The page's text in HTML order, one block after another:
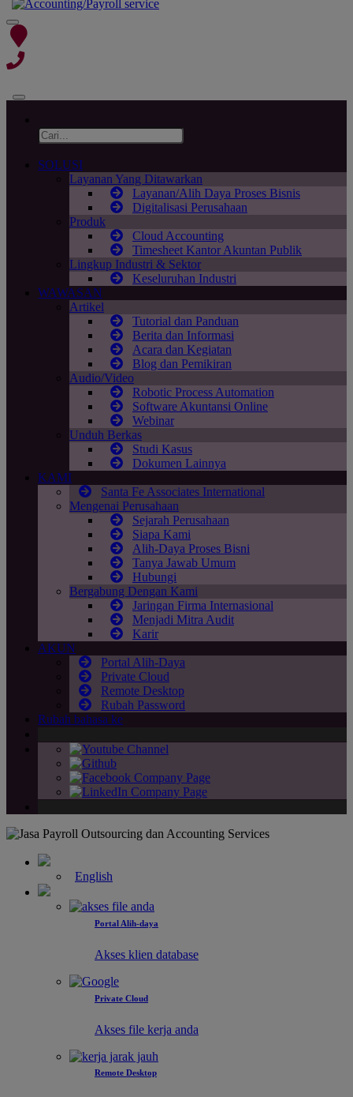
SOLUSI
Layanan Yang Ditawarkan
Layanan/Alih Daya Proses Bisnis
Digitalisasi Perusahaan
Produk
Cloud Accounting
Timesheet Kantor Akuntan Publik
Lingkup Industri & Sektor
Keseluruhan Industri
WAWASAN
Artikel
Tutorial dan Panduan
Berita dan Informasi
Acara dan Kegiatan
Blog dan Pemikiran
Audio/Video
Robotic Process Automation
Software Akuntansi Online
Webinar
Unduh Berkas
Studi Kasus
Dokumen Lainnya
KAMI
Santa Fe Associates International
Mengenai Perusahaan
Sejarah Perusahaan
Siapa Kami
Alih-Daya Proses Bisni
Tanya Jawab Umum
Hubungi
Bergabung Dengan Kami
Jaringan Firma Internasional
Menjadi Mitra Audit
Karir
AKUN
Portal Alih-Daya
Private Cloud
Remote Desktop
Rubah Password
Rubah bahasa ke
English
Portal Alih-daya
Akses klien database
Private Cloud
Akses file kerja anda
Remote Desktop